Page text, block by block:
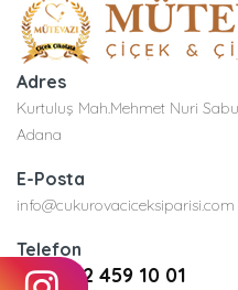
Adres
Kurtuluş Mah.Mehmet Nuri
Adana
E-Posta
info@cukurovaciceksiparisi.com
Telefon
0322 459 10 01